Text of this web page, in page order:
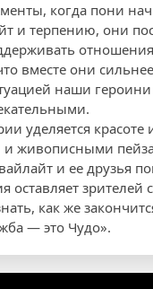
когда пони
и терпению, они
вместе они
наши
уделяется
живописными
и ее друзья
оставляет
как же
— это Чудо».